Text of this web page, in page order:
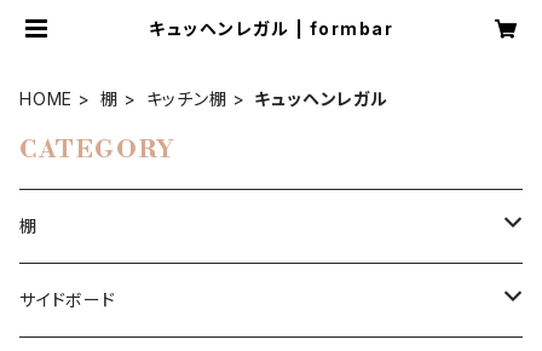
キュッヘンレガル | formbar
HOME 棚 キッチン棚 キュッヘンレガル
CATEGORY
棚
本棚
サイドボード